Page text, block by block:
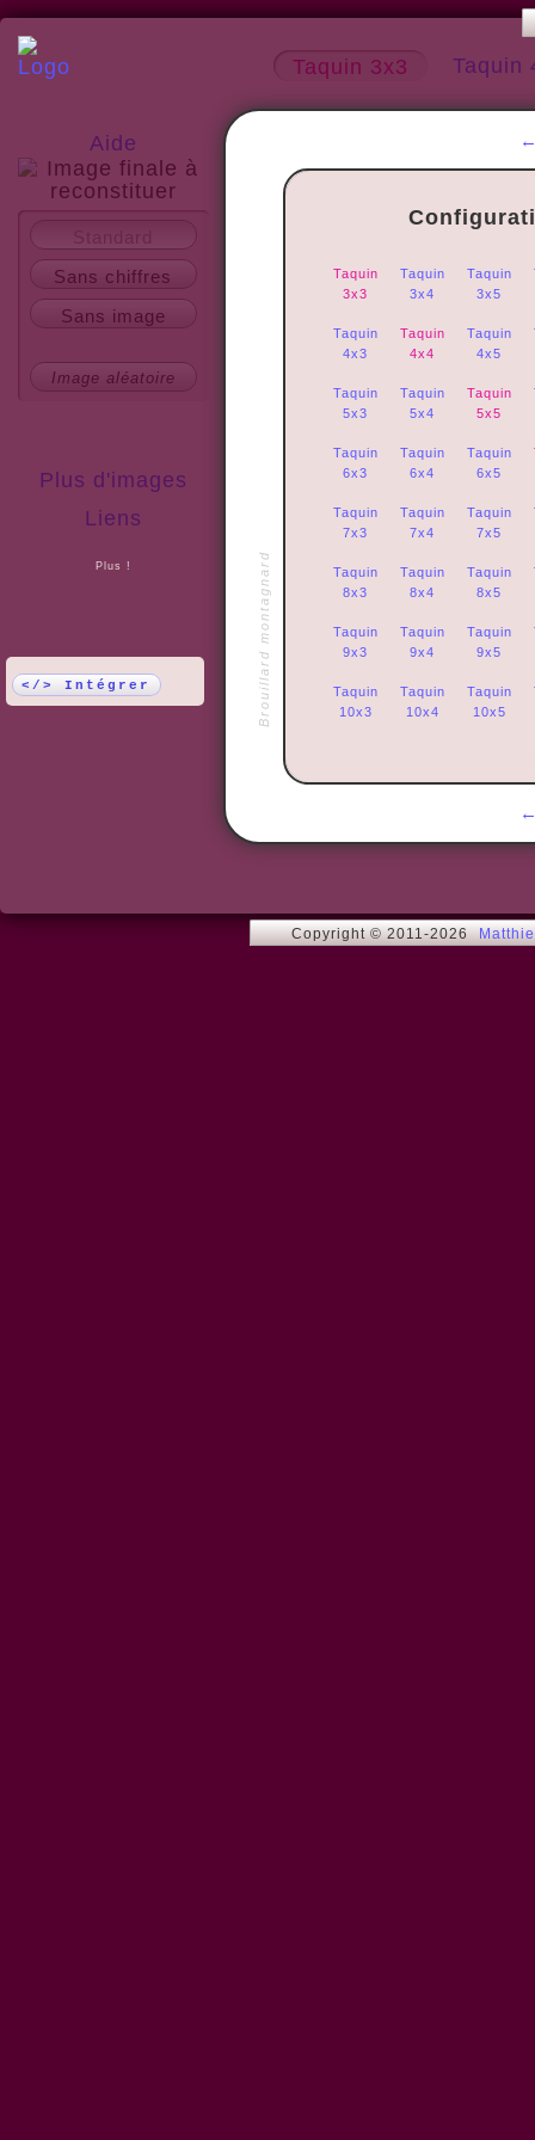
Taquin 3x3 Taquin
Aide
Plus d'images
Liens
Plus !
Sans chiffres
Sans image
Image aléatoire
</> Intégrer Brouillard montagnard
Taquin
3x3
Taquin
3x4
Taquin
3x5
Taquin
4x3
Taquin
4x4
Taquin
4x5
Taquin
5x3
Taquin
5x4
Taquin
5x5
Taquin
6x3
Taquin
6x4
Taquin
6x5
Taquin
7x3
Taquin
7x4
Taquin
7x5
Taquin
8x3
Taquin
8x4
Taquin
8x5
Taquin
9x3
Taquin
9x4
Taquin
9x5
Taquin
10x3
Taquin
10x4
Taquin
10x5
Copyright © 2011-2026